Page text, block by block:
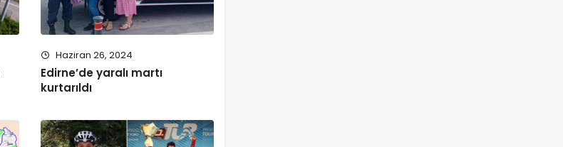
Haziran 26, 2024
Edirne’de yaralı martı
kurtarıldı